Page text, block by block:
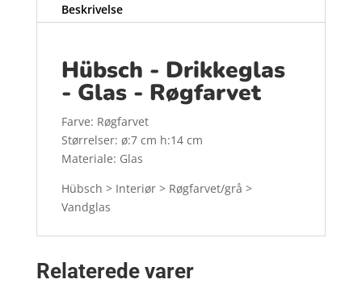
Beskrivelse
Hübsch - Drikkeglas
- Glas - Røgfarvet
Farve: Røgfarvet
Størrelser: ø:7 cm h:14 cm
Materiale: Glas
Hübsch > Interiør > Røgfarvet/grå >
Vandglas
Relaterede varer